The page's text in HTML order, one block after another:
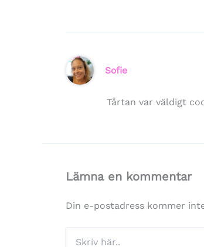
Sofie
Tårtan var väldigt
Lämna en kommentar
Din e-postadress kommer
här..